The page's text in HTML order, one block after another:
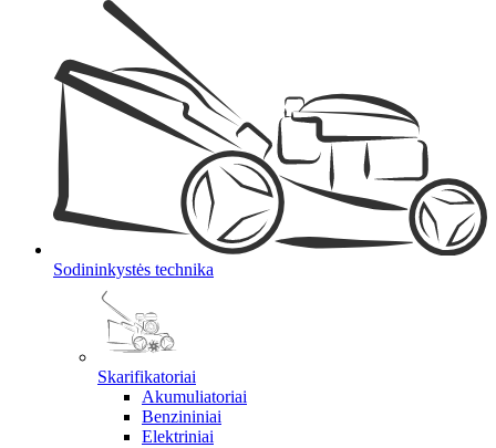
Sodininkystės technika
Skarifikatoriai
Akumuliatoriai
Benzininiai
Elektriniai